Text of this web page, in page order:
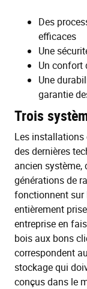
Des
efficaces
Une
Un confort
Une
garantie
Trois
Les installations
des dernières
ancien système,
générations de
fonctionnent sur
entièrement
entreprise en
bois aux bons
correspondent
stockage qui
conçus dans le